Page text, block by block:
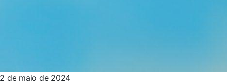
2 de maio de 2024